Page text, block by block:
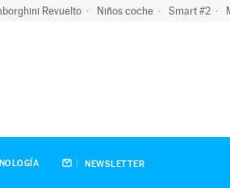
Revuelto Niños coche Smart #2
NEWSLETTER